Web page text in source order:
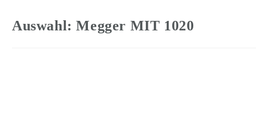
Auswahl: Megger MIT 1020